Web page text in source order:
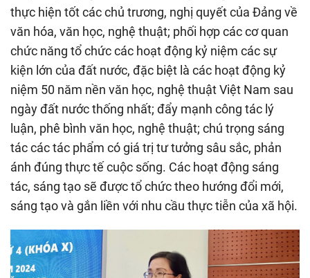
thực hiện tốt các chủ trương, nghị quyết của Đảng về
văn hóa, văn học, nghệ thuật; phối hợp các cơ quan
chức năng tổ chức các hoạt động kỷ niệm các sự
kiện lớn của đất nước, đặc biệt là các hoạt động kỷ
niệm 50 năm nền văn học, nghệ thuật Việt Nam sau
ngày đất nước thống nhất; đẩy mạnh công tác lý
luận, phê bình văn học, nghệ thuật; chú trọng sáng
tác các tác phẩm có giá trị tư tưởng sâu sắc, phản
ánh đúng thực tế cuộc sống. Các hoạt động sáng
tác, sáng tạo sẽ được tổ chức theo hướng đổi mới,
sáng tạo và gắn liền với nhu cầu thực tiễn của xã hội.